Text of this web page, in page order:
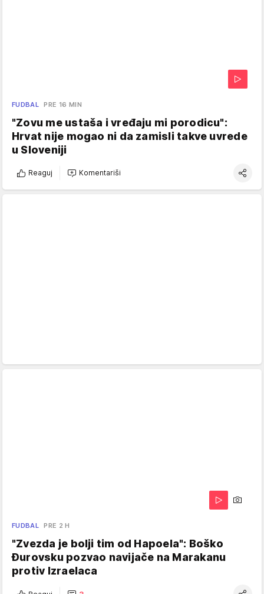
FUDBAL PRE 16 MIN
"Zovu me ustaša i vređaju mi porodicu":
Hrvat nije mogao ni da zamisli takve uvrede
u Sloveniji
Reaguj Komentariši
FUDBAL PRE 2 H
"Zvezda je bolji tim od Hapoela": Boško
Đurovsku pozvao navijače na Marakanu
protiv Izraelaca